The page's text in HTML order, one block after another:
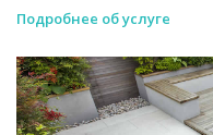
Подробнее об услуге